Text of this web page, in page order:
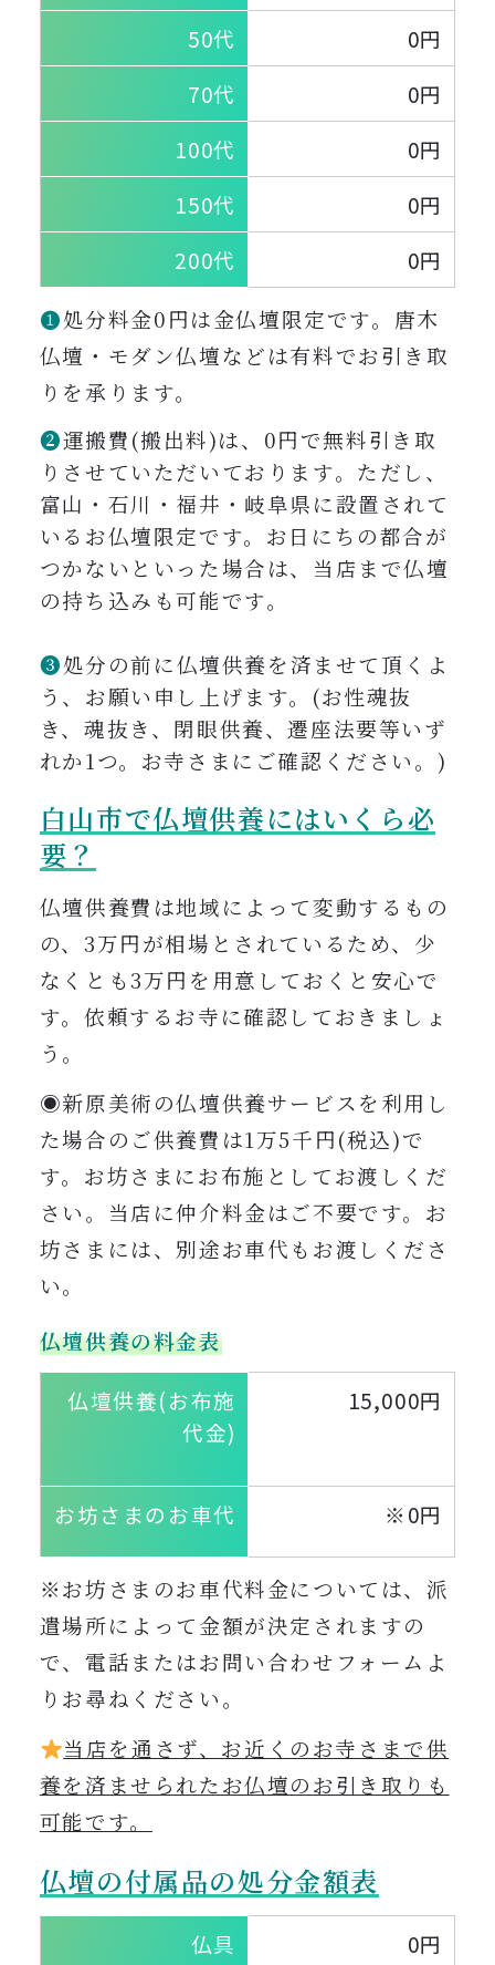
50代
0円
70代
0円
100代
0円
150代
0円
200代
0円
❶処分料金0円は金仏壇限定です。唐木
仏壇・モダン仏壇などは有料でお引き取
りを承ります。
❷運搬費(搬出料)は、0円で無料引き取
りさせていただいております。ただし、
富山・石川・福井・岐阜県に設置されて
いるお仏壇限定です。 お日にちの都合が
つかないといった場合は、当店まで仏壇
の持ち込みも可能です。
❸処分の前に仏壇供養を済ませて頂くよ
う、お願い申し上げます。(お性魂抜
き、魂抜き、閉眼供養、遷座法要等いず
れか1つ。お寺さまにご確認ください。)
白山市で仏壇供養にはいくら必
要？
仏壇供養費は地域によって変動するもの
の、3万円が相場とされているため、少
なくとも3万円を用意しておくと安心で
す。依頼するお寺に確認しておきましょ
う。
◉新原美術の仏壇供養サービスを利用し
た場合のご供養費は1万5千円(税込)で
す。お坊さまにお布施としてお渡しくだ
さい。当店に仲介料金はご不要です。お
坊さまには、別途お車代もお渡しくださ
い。
仏壇供養の料金表
仏壇供養(お布施
代金)
15,000円
お坊さまのお車代 ※0円
※お坊さまのお車代料金については、派
遣場所によって金額が決定されますの
で、電話またはお問い合わせフォームよ
りお尋ねください。
当店を通さず、お近くのお寺さまで供
養を済ませられたお仏壇のお引き取りも
可能です。
仏壇の付属品の処分金額表
仏具 0円